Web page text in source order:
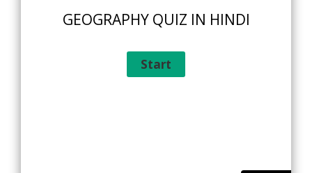
GEOGRAPHY QUIZ IN HINDI